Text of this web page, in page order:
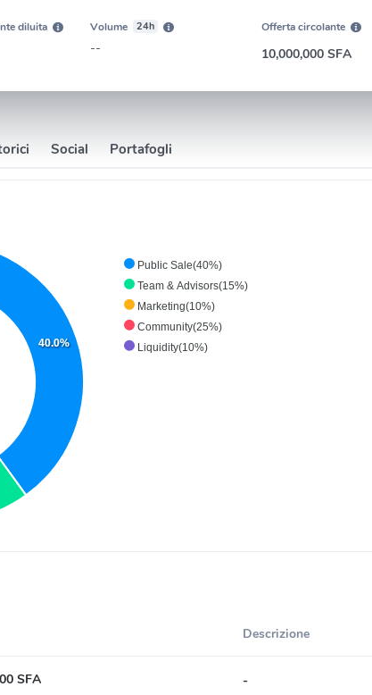
diluita Volume 24h
--
Offerta circolante
10,000,000 SFA
Social Portafogli
Public Sale(40%)
Team & Advisors(15%)
Marketing(10%)
Community(25%)
Liquidity(10%)
40.0%
Descrizione
SFA -